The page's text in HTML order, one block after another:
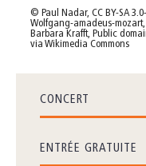
© Paul Nadar, CC BY-SA 3.0-
Wolfgang-amadeus-mozart,
Barbara Krafft, Public
via Wikimedia Commons
CONCERT
ENTRÉE GRATUITE